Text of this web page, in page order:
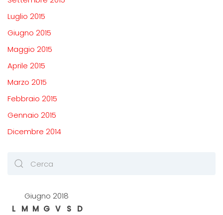
Luglio 2015
Giugno 2015
Maggio 2015
Aprile 2015
Marzo 2015
Febbraio 2015
Gennaio 2015
Dicembre 2014
Giugno 2018
L
M M G V S
D